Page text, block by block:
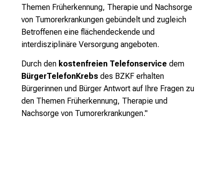
Themen Früherkennung, Therapie und Nachsorge
von Tumorerkrankungen gebündelt und zugleich
Betroffenen eine flächendeckende und
interdisziplinäre Versorgung angeboten.
Durch den kostenfreien Telefonservice dem
BürgerTelefonKrebs des BZKF erhalten
Bürgerinnen und Bürger Antwort auf Ihre Fragen zu
den Themen Früherkennung, Therapie und
Nachsorge von Tumorerkrankungen."